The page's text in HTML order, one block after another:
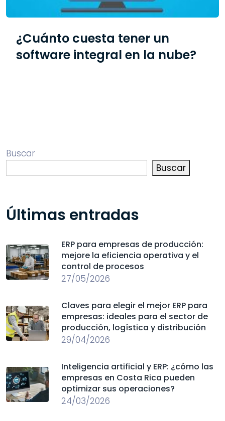
¿Cuánto cuesta tener un
software integral en la nube?
Buscar
Buscar
Últimas entradas
ERP para empresas de producción:
mejore la eficiencia operativa y el
control de procesos
27/05/2026
Claves para elegir el mejor ERP para
empresas: ideales para el sector de
producción, logística y distribución
29/04/2026
Inteligencia artificial y ERP: ¿cómo las
empresas en Costa Rica pueden
optimizar sus operaciones?
24/03/2026